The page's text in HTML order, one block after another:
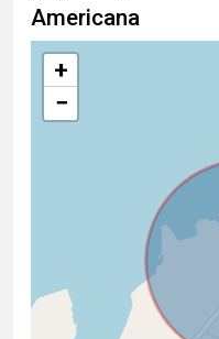
Americana
+
−